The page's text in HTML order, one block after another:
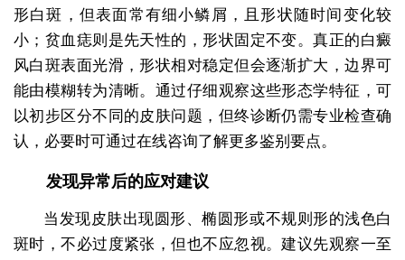
形白斑，但表面常有细小鳞屑，且形状随时间变化较
小；贫血痣则是先天性的，形状固定不变。真正的白癜
风白斑表面光滑，形状相对稳定但会逐渐扩大，边界可
能由模糊转为清晰。通过仔细观察这些形态学特征，可
以初步区分不同的皮肤问题，但终诊断仍需专业检查确
认，必要时可通过在线咨询了解更多鉴别要点。
发现异常后的应对建议
当发现皮肤出现圆形、椭圆形或不规则形的浅色白
斑时，不必过度紧张，但也不应忽视。建议先观察一至